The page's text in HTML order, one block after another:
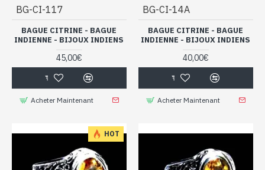
BG-CI-117
BAGUE CITRINE - BAGUE
INDIENNE - BIJOUX INDIENS
45,00€
Acheter Maintenant
BG-CI-14A
BAGUE CITRINE - BAGUE
INDIENNE - BIJOUX INDIENS
40,00€
Acheter Maintenant
HOT